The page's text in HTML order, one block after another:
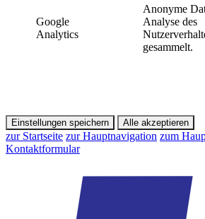
Google
Analytics
Anonyme
Analyse des
gesammelt.
Einstellungen speichern Alle akzeptieren
zur Startseite zur Hauptnavigation zum
Kontaktformular